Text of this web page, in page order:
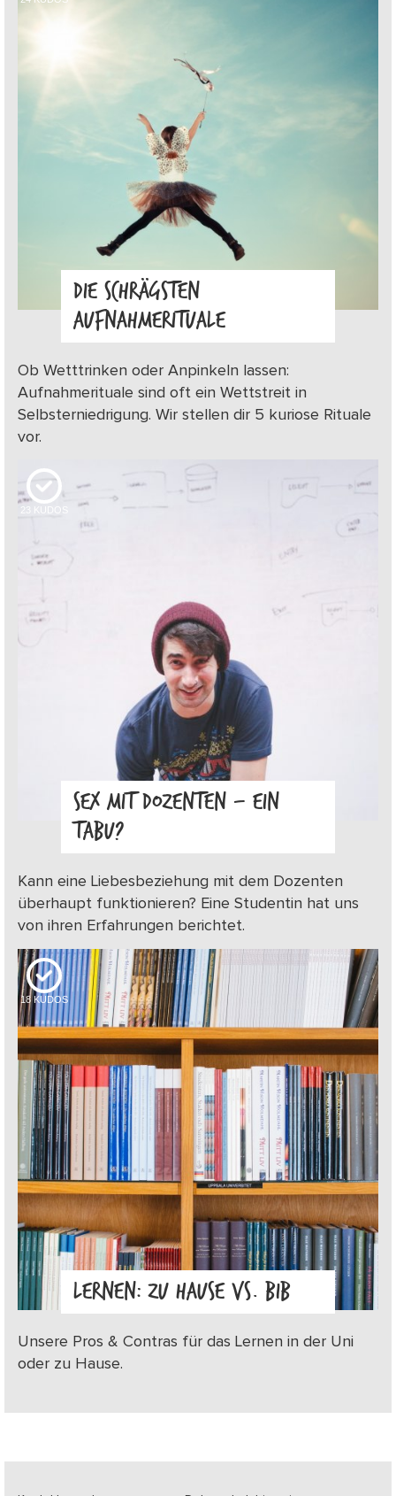
DIE SCHRÄGSTEN
AUFNAHMERITUALE
Ob Wetttrinken oder Anpinkeln lassen:
Aufnahmerituale sind oft ein Wettstreit in
Selbsterniedrigung. Wir stellen dir 5 kuriose Rituale
vor.
23 KUDOS
SEX MIT DOZENTEN – EIN
TABU?
Kann eine Liebesbeziehung mit dem Dozenten
überhaupt funktionieren? Eine Studentin hat uns
von ihren Erfahrungen berichtet.
18 KUDOS
LERNEN: ZU HAUSE VS. BIB
Unsere Pros & Contras für das Lernen in der Uni
oder zu Hause.